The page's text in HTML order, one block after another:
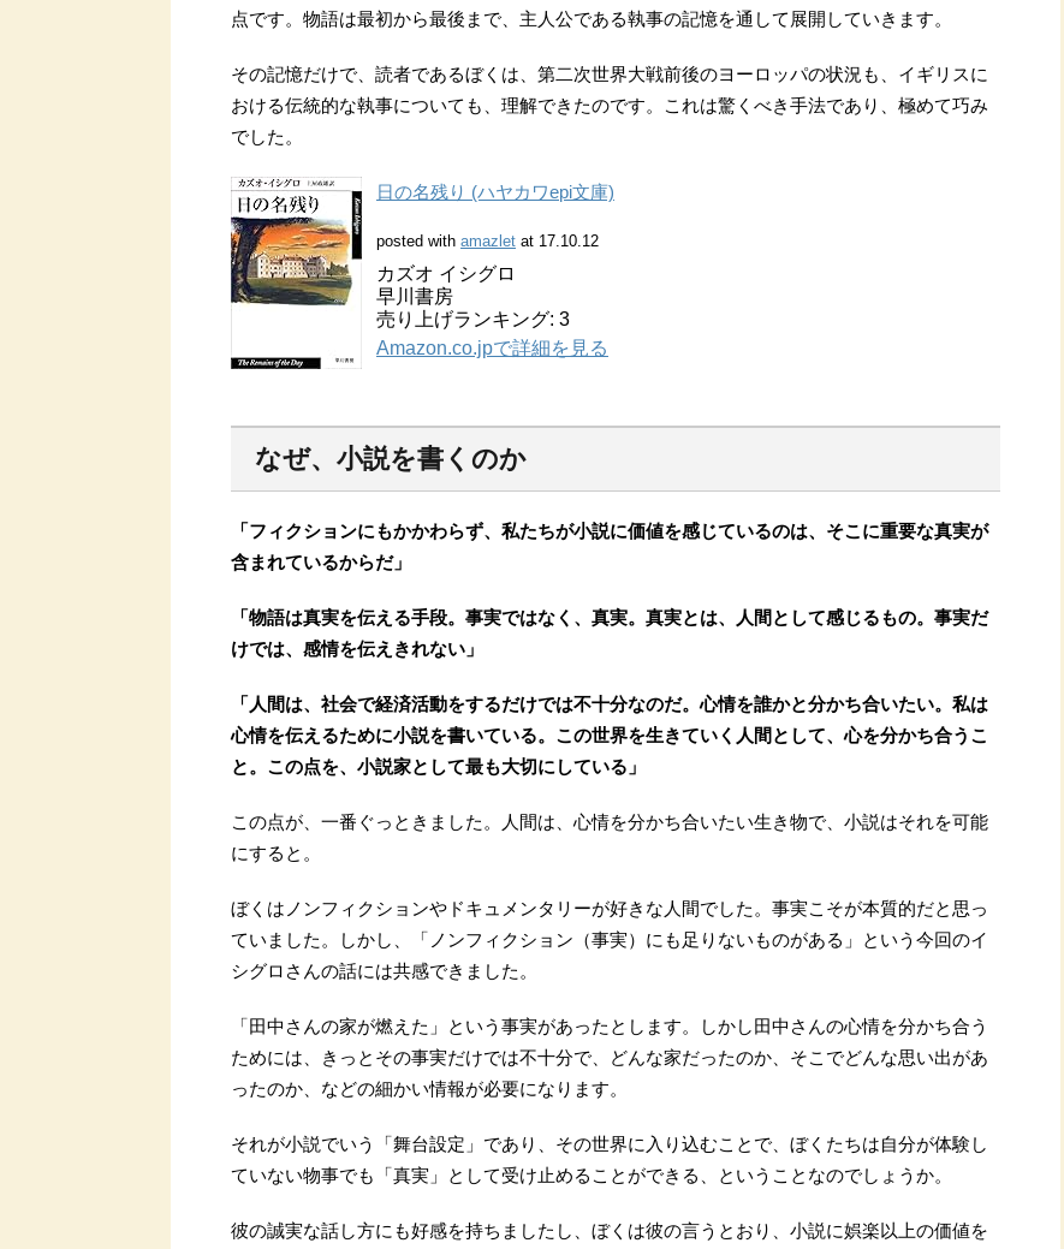
点です。物語は最初から最後まで、主人公である執事の記憶を通して展開していきます。
その記憶だけで、読者であるぼくは、第二次世界大戦前後のヨーロッパの状況も、イギリスに
おける伝統的な執事についても、理解できたのです。これは驚くべき手法であり、極めて巧み
でした。
日の名残り (ハヤカワepi文庫)
posted with amazlet at 17.10.12
カズオ イシグロ
早川書房
売り上げランキング: 3
Amazon.co.jpで詳細を見る
なぜ、小説を書くのか
「フィクションにもかかわらず、私たちが小説に価値を感じているのは、そこに重要な真実が
含まれているからだ」
「物語は真実を伝える手段。事実ではなく、真実。真実とは、人間として感じるもの。事実だ
けでは、感情を伝えきれない」
「人間は、社会で経済活動をするだけでは不十分なのだ。心情を誰かと分かち合いたい。私は
心情を伝えるために小説を書いている。この世界を生きていく人間として、心を分かち合うこ
と。この点を、小説家として最も大切にしている」
この点が、一番ぐっときました。人間は、心情を分かち合いたい生き物で、小説はそれを可能
にすると。
ぼくはノンフィクションやドキュメンタリーが好きな人間でした。事実こそが本質的だと思っ
ていました。しかし、「ノンフィクション（事実）にも足りないものがある」という今回のイ
シグロさんの話には共感できました。
「田中さんの家が燃えた」という事実があったとします。しかし田中さんの心情を分かち合う
ためには、きっとその事実だけでは不十分で、どんな家だったのか、そこでどんな思い出があ
ったのか、などの細かい情報が必要になります。
それが小説でいう「舞台設定」であり、その世界に入り込むことで、ぼくたちは自分が体験し
ていない物事でも「真実」として受け止めることができる、ということなのでしょうか。
彼の誠実な話し方にも好感を持ちましたし、ぼくは彼の言うとおり、小説に娯楽以上の価値を